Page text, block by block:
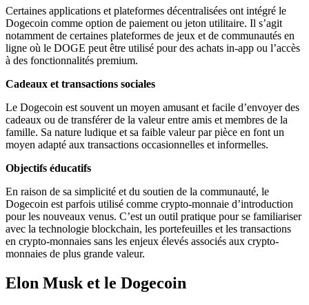
Certaines applications et plateformes décentralisées ont intégré le
Dogecoin comme option de paiement ou jeton utilitaire. Il s’agit
notamment de certaines plateformes de jeux et de communautés en
ligne où le DOGE peut être utilisé pour des achats in-app ou l’accès
à des fonctionnalités premium.
Cadeaux et transactions sociales
Le Dogecoin est souvent un moyen amusant et facile d’envoyer des
cadeaux ou de transférer de la valeur entre amis et membres de la
famille. Sa nature ludique et sa faible valeur par pièce en font un
moyen adapté aux transactions occasionnelles et informelles.
Objectifs éducatifs
En raison de sa simplicité et du soutien de la communauté, le
Dogecoin est parfois utilisé comme crypto-monnaie d’introduction
pour les nouveaux venus. C’est un outil pratique pour se familiariser
avec la technologie blockchain, les portefeuilles et les transactions
en crypto-monnaies sans les enjeux élevés associés aux crypto-
monnaies de plus grande valeur.
Elon Musk et le Dogecoin